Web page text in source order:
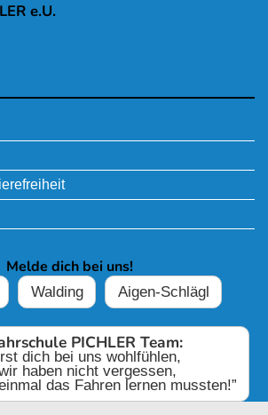
e.U.
Melde dich bei uns!
Walding Aigen-Schlägl
PICHLER Team:
dich bei uns wohlfühlen,
haben nicht vergessen,
das Fahren lernen mussten!”